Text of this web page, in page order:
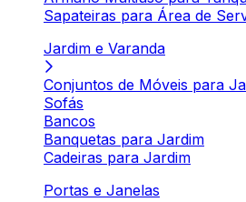
Sapateiras para Área de
Jardim e Varanda
Conjuntos de Móveis para
Sofás
Bancos
Banquetas para Jardim
Cadeiras para Jardim
Portas e Janelas